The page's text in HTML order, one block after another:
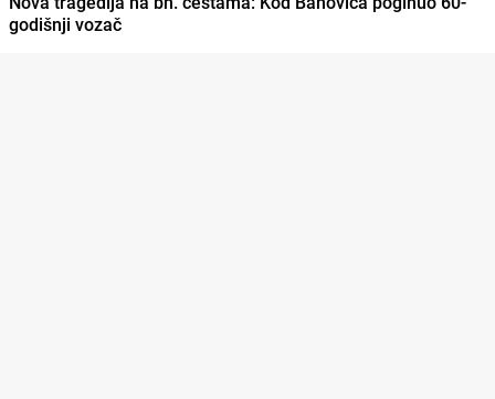
godišnji vozač